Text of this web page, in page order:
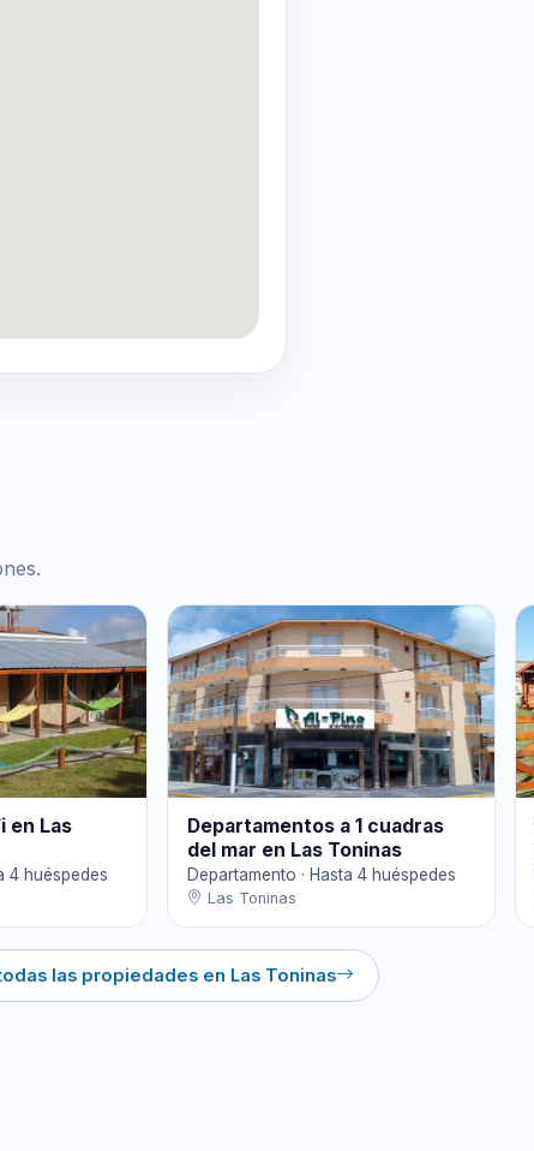
en Las
4 huéspedes
Departamentos a 1 cuadras
del mar en Las Toninas
Departamento · Hasta 4 huéspedes
Las Toninas
las propiedades en Las Toninas